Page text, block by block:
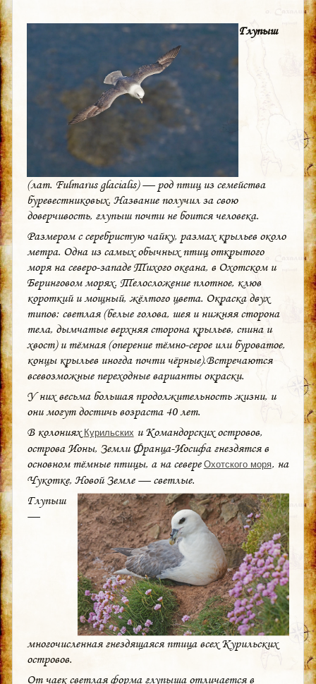
Глупыш
(лат. Fulmarus glacialis) — род птиц из семейства
буревестниковых. Название получил за свою
доверчивость, глупыш почти не боится человека.
Размером с серебристую чайку, размах крыльев около
метра. Одна из самых обычных птиц открытого
моря на северо-западе Тихого океана, в Охотском и
Беринговом морях. Телосложение плотное, клюв
короткий и мощный, жёлтого цвета. Окраска двух
типов: светлая (белые голова, шея и нижняя сторона
тела, дымчатые верхняя сторона крыльев, спина и
хвост) и тёмная (оперение тёмно-серое или буроватое,
концы крыльев иногда почти чёрные).Встречаются
всевозможные переходные варианты окраски.
У них весьма большая продолжительность жизни, и
они могут достичь возраста 40 лет.
В колониях Курильских и Командорских островов,
острова Ионы, Земли Франца-Иосифа гнездятся в
основном тёмные птицы, а на севере Охотского моря, на
Чукотке, Новой Земле — светлые.
Глупыш
—
многочисленная гнездящаяся птица всех Курильских
островов.
От чаек светлая форма глупыша отличается в